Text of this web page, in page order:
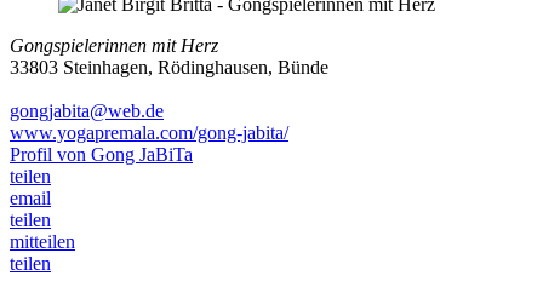
Gongspielerinnen mit Herz
33803 Steinhagen, Rödinghausen, Bünde
gongjabita@web.de
www.yogapremala.com/gong-jabita/
Profil von Gong JaBiTa
teilen
email
teilen
mitteilen
teilen